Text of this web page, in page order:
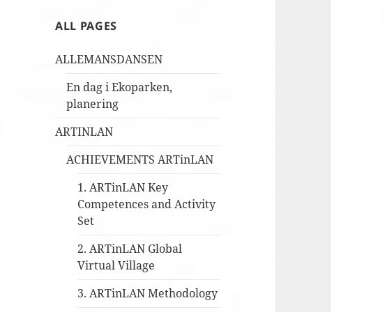
ALL PAGES
ALLEMANSDANSEN
En dag i Ekoparken,
planering
ARTINLAN
ACHIEVEMENTS ARTinLAN
1. ARTinLAN Key
Competences and Activity
Set
2. ARTinLAN Global
Virtual Village
3. ARTinLAN Methodology